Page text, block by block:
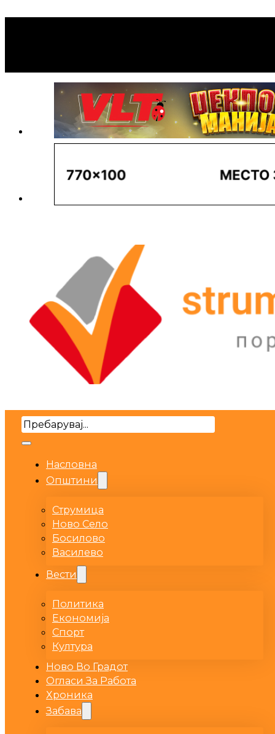
Search
Насловна
Општини
Струмица
Ново Село
Босилово
Василево
Вести
Политика
Економија
Спорт
Култура
Ново Во Градот
Огласи За Работа
Хроника
Забава